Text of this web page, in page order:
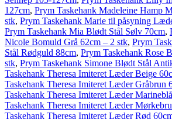
127cm, Prym Taskehank Madeleine Hamp
stk, Prym Taskehank Marie til påsyning
Prym Taskehank Mia Blødt Stål Sølv 70cm,
Nicole Bomuld Grå 62cm – 2 stk, Prym
Stål Rødguld 88cm, Prym Taskehank Rose
stk, Prym Taskehank Simone Blødt Stål
Taskehank Theresa Imiteret Læder Beige
Taskehank Theresa Imiteret Læder Gråbrun
Taskehank Theresa Imiteret Læder
Taskehank Theresa Imiteret Læder
Taskehank Theresa Imiteret Læder Rød